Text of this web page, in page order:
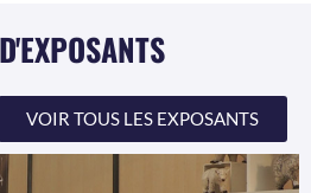
VOIR TOUS LES EXPOSANTS